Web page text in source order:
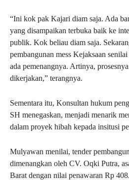
“Ini kok pak Kajari diam saja. Ada
yang disampaikan terbuka baik ke
publik. Kok beliau diam saja.
pembangunan mess Kejaksaan
ada pemenangnya. Artinya,
dikerjakan,” terangnya.
Sementara itu, Konsultan hukum
SH menegaskan, menjadi menarik
dalam proyek hibah kepada insitusi
Mulyawan menilai, tender
dimenangkan oleh CV. Oqki Putra,
Barat dengan nilai penawaran Rp